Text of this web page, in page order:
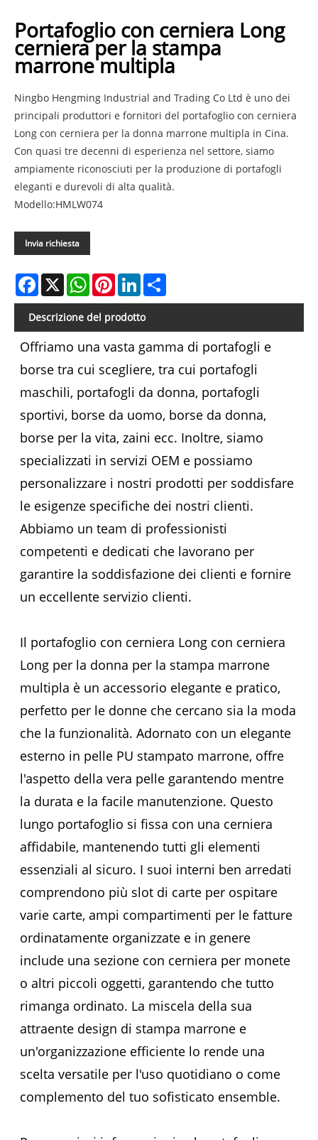
Portafoglio con cerniera Long
cerniera per la stampa
marrone multipla
Ningbo Hengming Industrial and Trading Co Ltd è uno dei
principali produttori e fornitori del portafoglio con cerniera
Long con cerniera per la donna marrone multipla in Cina.
Con quasi tre decenni di esperienza nel settore, siamo
ampiamente riconosciuti per la produzione di portafogli
eleganti e durevoli di alta qualità.
Modello:HMLW074
Invia richiesta
Facebook
X WhatsAppPinterestLinkedIn
Descrizione del prodotto
Offriamo una vasta gamma di portafogli e
borse tra cui scegliere, tra cui portafogli
maschili, portafogli da donna, portafogli
sportivi, borse da uomo, borse da donna,
borse per la vita, zaini ecc. Inoltre, siamo
specializzati in servizi OEM e possiamo
personalizzare i nostri prodotti per soddisfare
le esigenze specifiche dei nostri clienti.
Abbiamo un team di professionisti
competenti e dedicati che lavorano per
garantire la soddisfazione dei clienti e fornire
un eccellente servizio clienti.
Il portafoglio con cerniera Long con cerniera
Long per la donna per la stampa marrone
multipla è un accessorio elegante e pratico,
perfetto per le donne che cercano sia la moda
che la funzionalità. Adornato con un elegante
esterno in pelle PU stampato marrone, offre
l'aspetto della vera pelle garantendo mentre
la durata e la facile manutenzione. Questo
lungo portafoglio si fissa con una cerniera
affidabile, mantenendo tutti gli elementi
essenziali al sicuro. I suoi interni ben arredati
comprendono più slot di carte per ospitare
varie carte, ampi compartimenti per le fatture
ordinatamente organizzate e in genere
include una sezione con cerniera per monete
o altri piccoli oggetti, garantendo che tutto
rimanga ordinato. La miscela della sua
attraente design di stampa marrone e
un'organizzazione efficiente lo rende una
scelta versatile per l'uso quotidiano o come
complemento del tuo sofisticato ensemble.